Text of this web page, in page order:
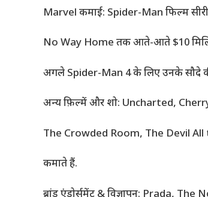
Marvel कमाई: Spider-Man फिल्म
No Way Home तक आते-आते $10
अगले Spider-Man 4 के लिए उनके सौदे
अन्य फ़िल्में और शो: Uncharted,
The Crowded Room, The Devil All
कमाते हैं.